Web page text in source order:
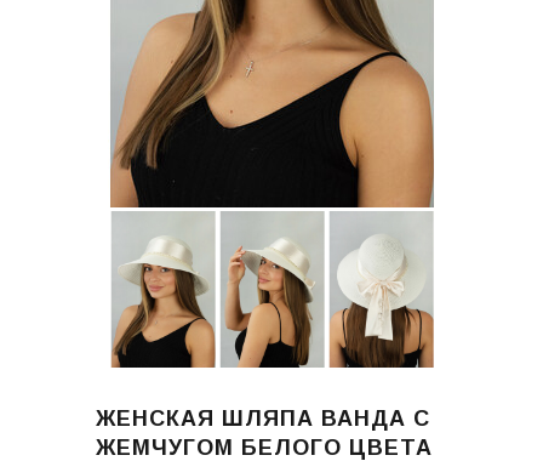
ЖЕНСКАЯ ШЛЯПА ВАНДА С
ЖЕМЧУГОМ БЕЛОГО ЦВЕТА